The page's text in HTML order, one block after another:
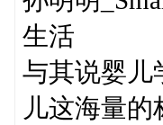
生活
与其说婴儿
儿这海量